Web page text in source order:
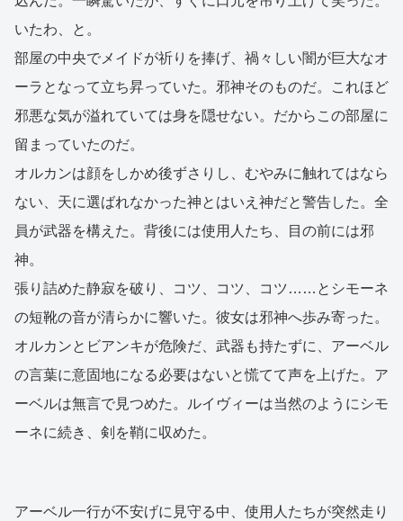
いたわ、と。
部屋の中央でメイドが祈りを捧げ、禍々しい闇が巨大なオ
ーラとなって立ち昇っていた。邪神そのものだ。これほど
邪悪な気が溢れていては身を隠せない。だからこの部屋に
留まっていたのだ。
オルカンは顔をしかめ後ずさりし、むやみに触れてはなら
ない、天に選ばれなかった神とはいえ神だと警告した。全
員が武器を構えた。背後には使用人たち、目の前には邪
神。
張り詰めた静寂を破り、コツ、コツ、コツ……とシモーネ
の短靴の音が清らかに響いた。彼女は邪神へ歩み寄った。
オルカンとビアンキが危険だ、武器も持たずに、アーベル
の言葉に意固地になる必要はないと慌てて声を上げた。ア
ーベルは無言で見つめた。ルイヴィーは当然のようにシモ
ーネに続き、剣を鞘に収めた。
アーベル一行が不安げに見守る中、使用人たちが突然走り